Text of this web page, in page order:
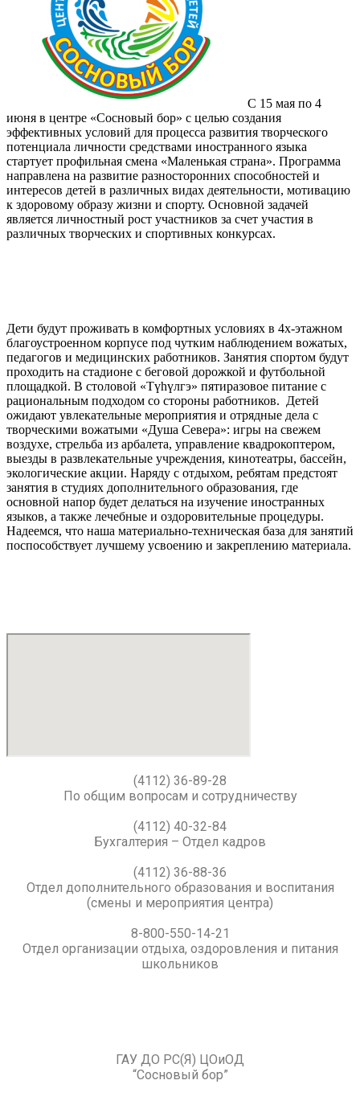
С 15 мая по 4
июня в центре «Сосновый бор» с целью создания
эффективных условий для процесса развития творческого
потенциала личности средствами иностранного языка
стартует профильная смена «Маленькая страна». Программа
направлена на развитие разносторонних способностей и
интересов детей в различных видах деятельности, мотивацию
к здоровому образу жизни и спорту. Основной задачей
является личностный рост участников за счет участия в
различных творческих и спортивных конкурсах.
Дети будут проживать в комфортных условиях в 4х-этажном
благоустроенном корпусе под чутким наблюдением вожатых,
педагогов и медицинских работников. Занятия спортом будут
проходить на стадионе с беговой дорожкой и футбольной
площадкой. В столовой «Түһүлгэ» пятиразовое питание с
рациональным подходом со стороны работников. Детей
ожидают увлекательные мероприятия и отрядные дела с
творческими вожатыми «Душа Севера»: игры на свежем
воздухе, стрельба из арбалета, управление квадрокоптером,
выезды в развлекательные учреждения, кинотеатры, бассейн,
экологические акции. Наряду с отдыхом, ребятам предстоят
занятия в студиях дополнительного образования, где
основной напор будет делаться на изучение иностранных
языков, а также лечебные и оздоровительные процедуры.
Надеемся, что наша материально-техническая база для занятий
поспособствует лучшему усвоению и закреплению материала.
(4112) 36-89-28
По общим вопросам и сотрудничеству
(4112) 40-32-84
Бухгалтерия – Отдел кадров
(4112) 36-88-36
Отдел дополнительного образования и воспитания
(смены и мероприятия центра)
8-800-550-14-21
Отдел организации отдыха, оздоровления и питания
школьников
ГАУ ДО РС(Я) ЦОиОД
“Сосновый бор”